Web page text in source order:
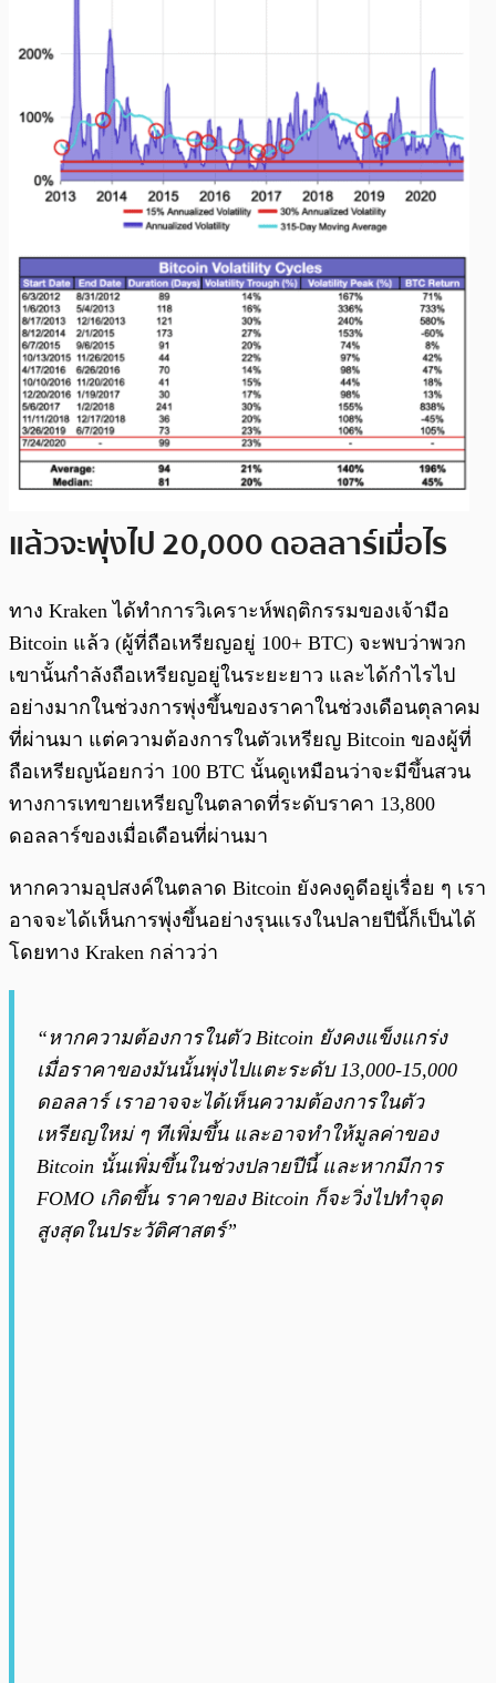
แล้วจะพุ่งไป 20,000 ดอลลาร์เมื่อไร
ทาง Kraken ได้ทำการวิเคราะห์พฤติกรรมของเจ้ามือ
Bitcoin แล้ว (ผู้ที่ถือเหรียญอยู่ 100+ BTC) จะพบว่าพวก
เขานั้นกำลังถือเหรียญอยู่ในระยะยาว และได้กำไรไป
อย่างมากในช่วงการพุ่งขึ้นของราคาในช่วงเดือนตุลาคม
ที่ผ่านมา แต่ความต้องการในตัวเหรียญ Bitcoin ของผู้ที่
ถือเหรียญน้อยกว่า 100 BTC นั้นดูเหมือนว่าจะมีขึ้นสวน
ทางการเทขายเหรียญในตลาดที่ระดับราคา 13,800
ดอลลาร์ของเมื่อเดือนที่ผ่านมา
หากความอุปสงค์ในตลาด Bitcoin ยังคงดูดีอยู่เรื่อย ๆ เรา
อาจจะได้เห็นการพุ่งขึ้นอย่างรุนแรงในปลายปีนี้ก็เป็นได้
โดยทาง Kraken กล่าวว่า
“หากความต้องการในตัว Bitcoin ยังคงแข็งแกร่ง
เมื่อราคาของมันนั้นพุ่งไปแตะระดับ 13,000-15,000
ดอลลาร์ เราอาจจะได้เห็นความต้องการในตัว
เหรียญใหม่ ๆ ทีเพิ่มขึ้น และอาจทำให้มูลค่าของ
Bitcoin นั้นเพิ่มขึ้นในช่วงปลายปีนี้ และหากมีการ
FOMO เกิดขึ้น ราคาของ Bitcoin ก็จะวิ่งไปทำจุด
สูงสุดในประวัติศาสตร์”